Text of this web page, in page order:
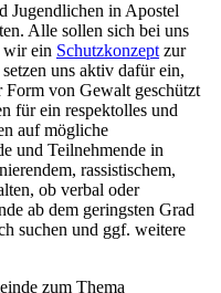
Jugendlichen in Apostel
Alle sollen sich bei uns
wir ein Schutzkonzept zur
uns aktiv dafür ein,
Form von Gewalt geschützt
für ein respektolles und
auf mögliche
und Teilnehmende in
rassistischem,
ob verbal oder
ab dem geringsten Grad
suchen und ggf. weitere
zum Thema